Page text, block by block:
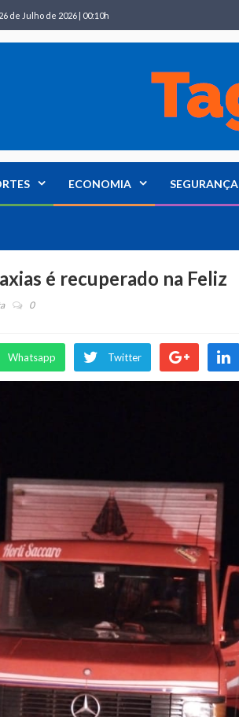
de Julho de 2026 | 00:10h
ECONOMIA SEGURANÇA
é recuperado na Feliz
0
Whatsapp Twitter